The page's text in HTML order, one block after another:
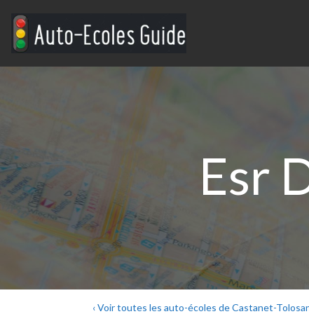
Esr
‹ Voir toutes les auto-écoles de Castanet-